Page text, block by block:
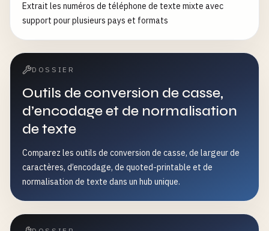
Extrait les numéros de téléphone de texte mixte avec
support pour plusieurs pays et formats
DOSSIER
Outils de conversion de casse,
d’encodage et de normalisation
de texte
Comparez les outils de conversion de casse, de largeur de
caractères, d’encodage, de quoted-printable et de
normalisation de texte dans un hub unique.